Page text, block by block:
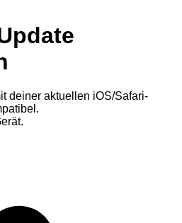
deiner aktuellen iOS/Safari-